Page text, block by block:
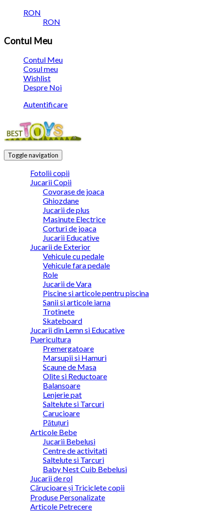
RON
RON
Contul Meu
Contul Meu
Cosul meu
Wishlist
Despre Noi
Autentificare
Toggle navigation
Fotolii copii
Jucarii Copii
Covorase de joaca
Ghiozdane
Jucarii de plus
Masinute Electrice
Corturi de joaca
Jucarii Educative
Jucarii de Exterior
Vehicule cu pedale
Vehicule fara pedale
Role
Jucarii de Vara
Piscine si articole pentru piscina
Sanii si articole iarna
Trotinete
Skateboard
Jucarii din Lemn si Educative
Puericultura
Premergatoare
Marsupii si Hamuri
Scaune de Masa
Olite si Reductoare
Balansoare
Lenjerie pat
Saltelute si Tarcuri
Carucioare
Pătuțuri
Articole Bebe
Jucarii Bebelusi
Centre de activitati
Saltelute si Tarcuri
Baby Nest Cuib Bebelusi
Jucarii de rol
Cărucioare și Triciclete copii
Produse Personalizate
Articole Petrecere